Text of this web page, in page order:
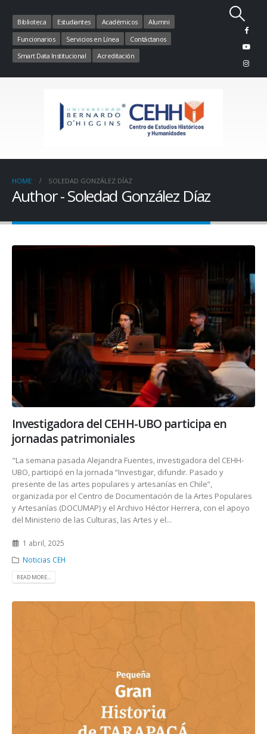
Biblioteca Estudiantes Académicos
Alumni
Funcionarios
Servicios en Línea
Contáctanos
Smart Data Institucional
Acreditación
HOME SOLEDAD GONZÁLEZ DÍAZ
Author - Soledad González Díaz
Investigadora del CEHH-UBO participa en
jornadas patrimoniales
"La semana pasada Alejandra Fuentes, investigadora del CEHH-
UBO, participó en la jornada “Investigar, difundir. Pasado y
presente de las artes populares y artesanías en Chile”,
organizada por el Centro de Documentación de la Artes Populares
y Artesanías (DOCUMAP) y el Archivo Héctor Herrera, con el apoyo
del Ministerio de las Culturas, las Artes y el...
1 abril, 2025
Noticias CEH
READ MORE...